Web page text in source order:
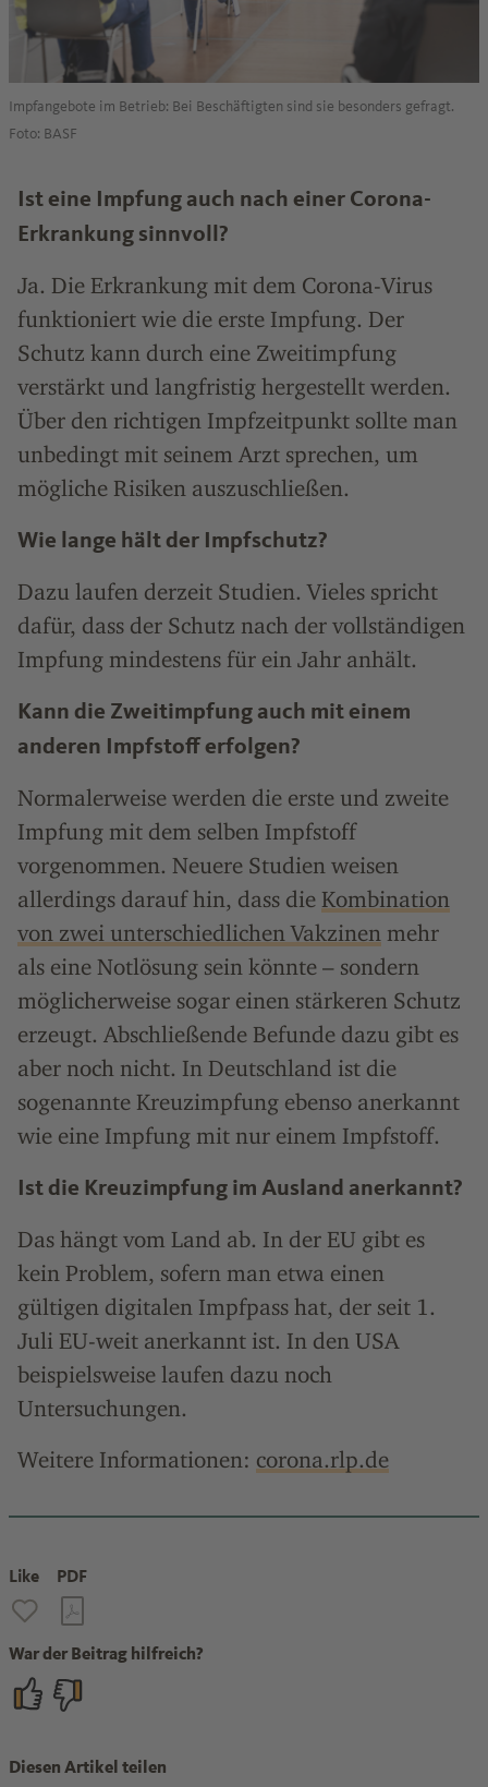
Impfangebote im Betrieb: Bei Beschäftigten sind sie besonders gefragt.
Foto: BASF
Ist eine Impfung auch nach einer Corona-
Erkrankung sinnvoll?
Ja. Die Erkrankung mit dem Corona-Virus
funktioniert wie die erste Impfung. Der
Schutz kann durch eine Zweitimpfung
verstärkt und langfristig hergestellt werden.
Über den richtigen Impfzeitpunkt sollte man
unbedingt mit seinem Arzt sprechen, um
mögliche Risiken auszuschließen.
Wie lange hält der Impfschutz?
Dazu laufen derzeit Studien. Vieles spricht
dafür, dass der Schutz nach der vollständigen
Impfung mindestens für ein Jahr anhält.
Kann die Zweitimpfung auch mit einem
anderen Impfstoff erfolgen?
Normalerweise werden die erste und zweite
Impfung mit dem selben Impfstoff
vorgenommen. Neuere Studien weisen
allerdings darauf hin, dass die Kombination
von zwei unterschiedlichen Vakzinen mehr
als eine Notlösung sein könnte – sondern
möglicherweise sogar einen stärkeren Schutz
erzeugt. Abschließende Befunde dazu gibt es
aber noch nicht. In Deutschland ist die
sogenannte Kreuzimpfung ebenso anerkannt
wie eine Impfung mit nur einem Impfstoff.
Ist die Kreuzimpfung im Ausland anerkannt?
Das hängt vom Land ab. In der EU gibt es
kein Problem, sofern man etwa einen
gültigen digitalen Impfpass hat, der seit 1.
Juli EU-weit anerkannt ist. In den USA
beispielsweise laufen dazu noch
Untersuchungen.
Weitere Informationen: corona.rlp.de
Like PDF
War der Beitrag hilfreich?
Diesen Artikel teilen